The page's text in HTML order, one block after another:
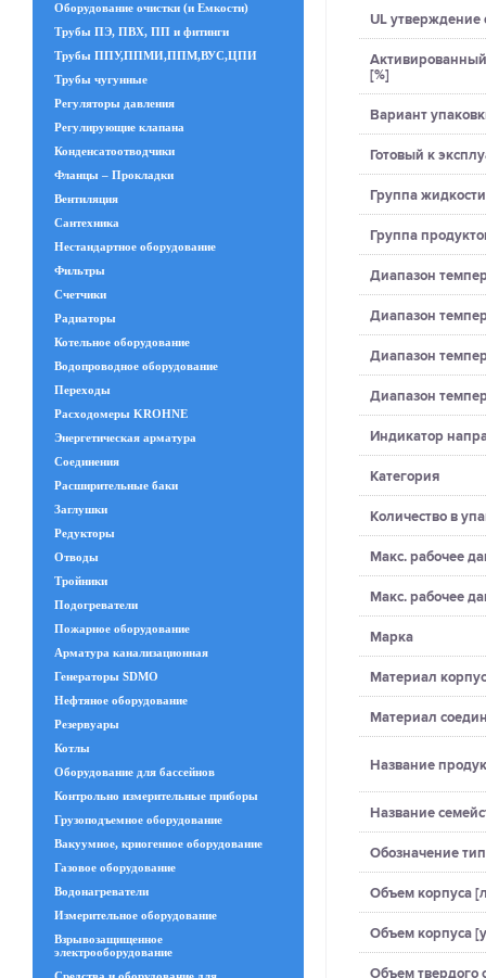
Оборудование очистки (и Емкости)
Трубы ПЭ, ПВХ, ПП и фитинги
Трубы ППУ,ППМИ,ППМ,ВУС,ЦПИ
Трубы чугунные
Регуляторы давления
Регулирующие клапана
Конденсатоотводчики
Фланцы – Прокладки
Вентиляция
Сантехника
Нестандартное оборудование
Фильтры
Счетчики
Радиаторы
Котельное оборудование
Водопроводное оборудование
Переходы
Расходомеры KROHNE
Энергетическая арматура
Соединения
Расширительные баки
Заглушки
Редукторы
Отводы
Тройники
Подогреватели
Пожарное оборудование
Арматура канализационная
Генераторы SDMO
Нефтяное оборудование
Резервуары
Котлы
Оборудование для бассейнов
Контрольно измерительные приборы
Грузоподъемное оборудование
Вакуумное, криогенное оборудование
Газовое оборудование
Водонагреватели
Измерительное оборудование
Взрывозащищенное
электрооборудование
UL утверждение
[%]
Вариант
Готовый к
Группа жидкости
Группа
Диапазон
Диапазон
Диапазон
Диапазон
Индикатор
Категория
Количество в
Макс. рабочее
Макс. рабочее
Марка
Материал
Материал
Название
Название
Обозначение
Объем корпуса
Объем корпуса
Объем